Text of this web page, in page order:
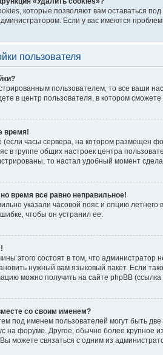
которые позволяют вам оставаться
Если у вас имеются
пользователя
пользователем, то все ваши
в центр пользователя, в котором сможете
время!
часы сервера, на котором размещен
в группе общих настроек центра
то настал удобный момент
время все равно неправильное!
указали часовой пояс и опцию летнего
чтобы он устранил ее.
этого состоят в том, что
нужный вам языковый пакет. Если
можно получить на сайте phpBB (ссылка
со своим именем?
под именем пользователей могут быть
на форуме. Другое, обычно более крупное
можете связаться с одним из